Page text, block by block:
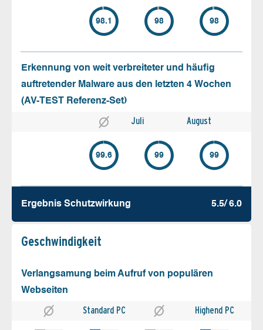
98.1 98 98
Erkennung von weit verbreiteter und häufig
auftretender Malware aus den letzten 4 Wochen
(AV-TEST Referenz-Set)
Juli August
99.6 99 99
Ergebnis Schutz­wirkung 5.5/ 6.0
Geschw­indigkeit
Verlangsamung beim Aufruf von populären
Webseiten
Standard PC Highend PC